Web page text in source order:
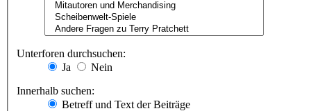
Unterforen durchsuchen:
Ja
Nein
Innerhalb suchen:
Betreff und Text der Beiträge